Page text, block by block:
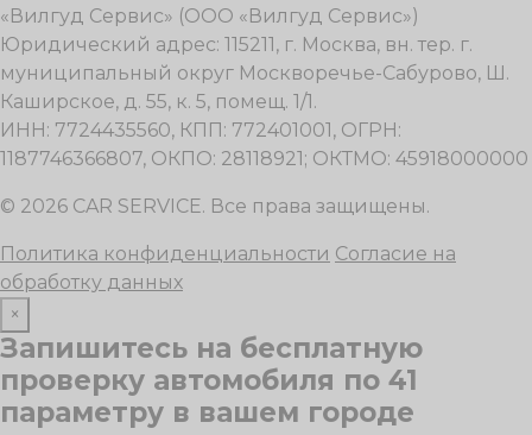
«Вилгуд Сервис» (ООО «Вилгуд Сервис»)
Юридический адрес: 115211, г. Москва, вн. тер. г.
муниципальный округ Москворечье-Сабурово, Ш.
Каширское, д. 55, к. 5, помещ. 1/1.
ИНН: 7724435560, КПП: 772401001, ОГРН:
1187746366807, ОКПО: 28118921; ОКТМО: 45918000000
© 2026 CAR SERVICE. Все права защищены.
Политика конфиденциальности Согласие на
обработку данных
×
Запишитесь на бесплатную
проверку автомобиля по 41
параметру в вашем городе